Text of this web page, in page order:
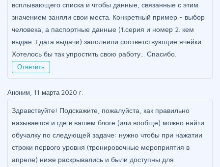
всплывающего списка и чтобы данные, связанные с этим
значением заняли свои места. Конкретный пример - выбор
человека, а паспортные данные (1.серия и номер 2. кем
выдан 3.дата выдачи) заполнили соответствующие ячейки.
Хотелось бы так упростить свою работу... Спасибо.
Ответить
Аноним, 11 марта 2020 г.
Здравствуйте! Подскажите, пожалуйста, как правильно
называется и где в вашем блоге (или вообще) можно найти
обучалку по следующей задаче: нужно чтобы при нажатии
строки первого уровня (тренировочные мероприятия в
апреле) ниже раскрывались и были доступны для